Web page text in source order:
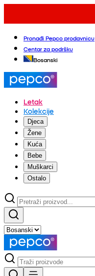
Pronađi Pepco prodavnicu
Centar za podršku
Bosanski
Letak
Kolekcije
Djeca
Žene
Kuća
Bebe
Muškarci
Ostalo